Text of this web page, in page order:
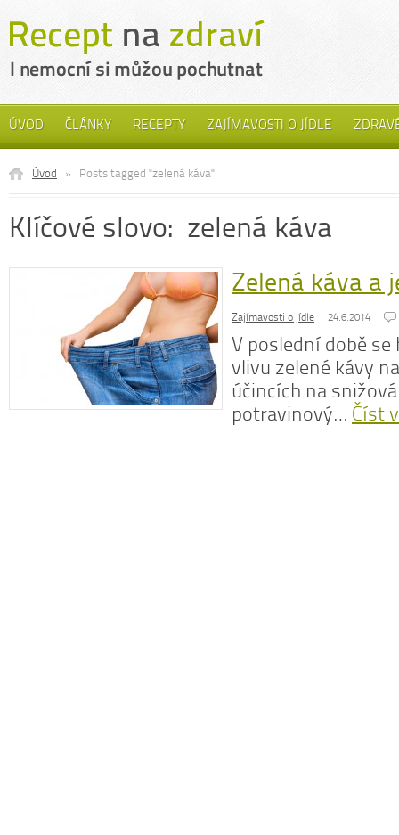
ÚVOD ČLÁNKY RECEPTY ZAJÍMAVOSTI O JÍDLE
Úvod » Posts tagged "zelená káva"
Klíčové slovo: zelená káva
Zelená káva a
Zajímavosti o jídle 24.6.2014
V poslední době
vlivu zelené kávy
účincích na
potravinový… Číst